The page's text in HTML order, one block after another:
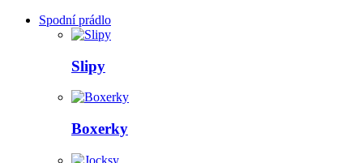
Spodní prádlo
Slipy
Boxerky